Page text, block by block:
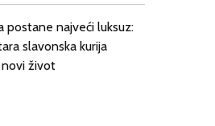
postane najveći luksuz:
slavonska kurija
život